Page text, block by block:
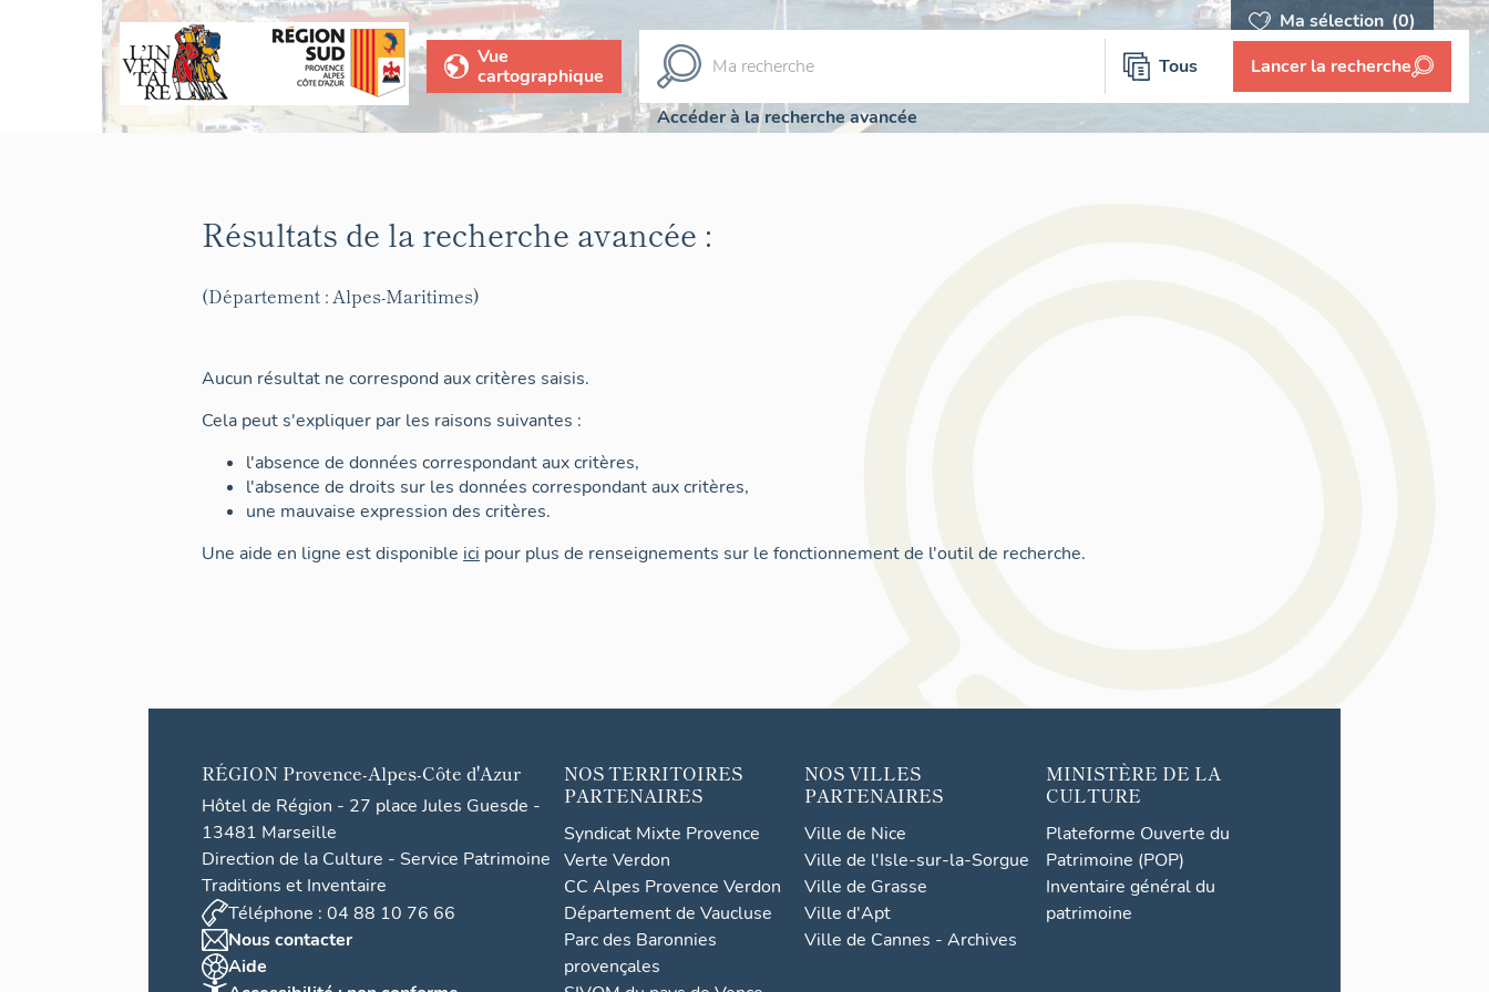
Ma sélection (0)
Vue
cartographique
Tous Lancer la recherche
Accéder à la recherche avancée
Résultats de la recherche avancée :
(Département : Alpes-Maritimes)
Aucun résultat ne correspond aux critères saisis.
Cela peut s'expliquer par les raisons suivantes :
l'absence de données correspondant aux critères,
l'absence de droits sur les données correspondant aux critères,
une mauvaise expression des critères.
Une aide en ligne est disponible ici pour plus de renseignements sur le fonctionnement de l'outil de recherche.
RÉGION Provence-Alpes-Côte d'Azur
Hôtel de Région - 27 place Jules Guesde -
13481 Marseille
Direction de la Culture - Service Patrimoine
Traditions et Inventaire
Téléphone : 04 88 10 76 66
Nous contacter
Aide
NOS TERRITOIRES
PARTENAIRES
Syndicat Mixte Provence
Verte Verdon
CC Alpes Provence Verdon
Département de Vaucluse
Parc des Baronnies
provençales
NOS VILLES
PARTENAIRES
Ville de Nice
Ville de l'Isle-sur-la-Sorgue
Ville de Grasse
Ville d'Apt
Ville de Cannes - Archives
MINISTÈRE DE LA
CULTURE
Plateforme Ouverte du
Patrimoine (POP)
Inventaire général du
patrimoine